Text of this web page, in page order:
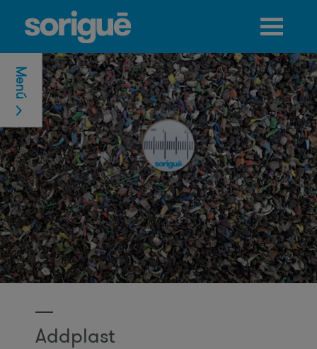
Jump to navigation
Addplast
Menú